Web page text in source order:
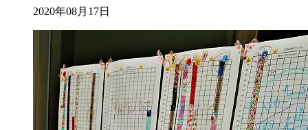
2020年08月17日